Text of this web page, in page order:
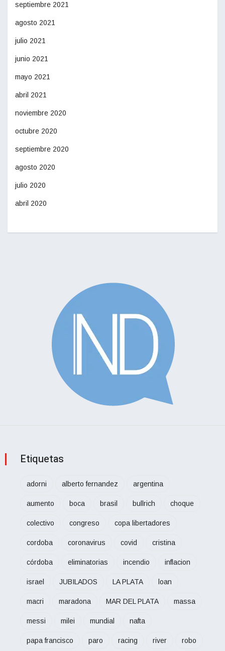
septiembre 2021
agosto 2021
julio 2021
junio 2021
mayo 2021
abril 2021
noviembre 2020
octubre 2020
septiembre 2020
agosto 2020
julio 2020
abril 2020
Etiquetas
adorni alberto fernandez argentina
aumento boca brasil bullrich choque
colectivo congreso copa libertadores
cordoba coronavirus covid cristina
córdoba eliminatorias incendio inflacion
israel JUBILADOS LA PLATA loan
macri maradona MAR DEL PLATA massa
messi milei mundial nafta
papa francisco paro racing river robo